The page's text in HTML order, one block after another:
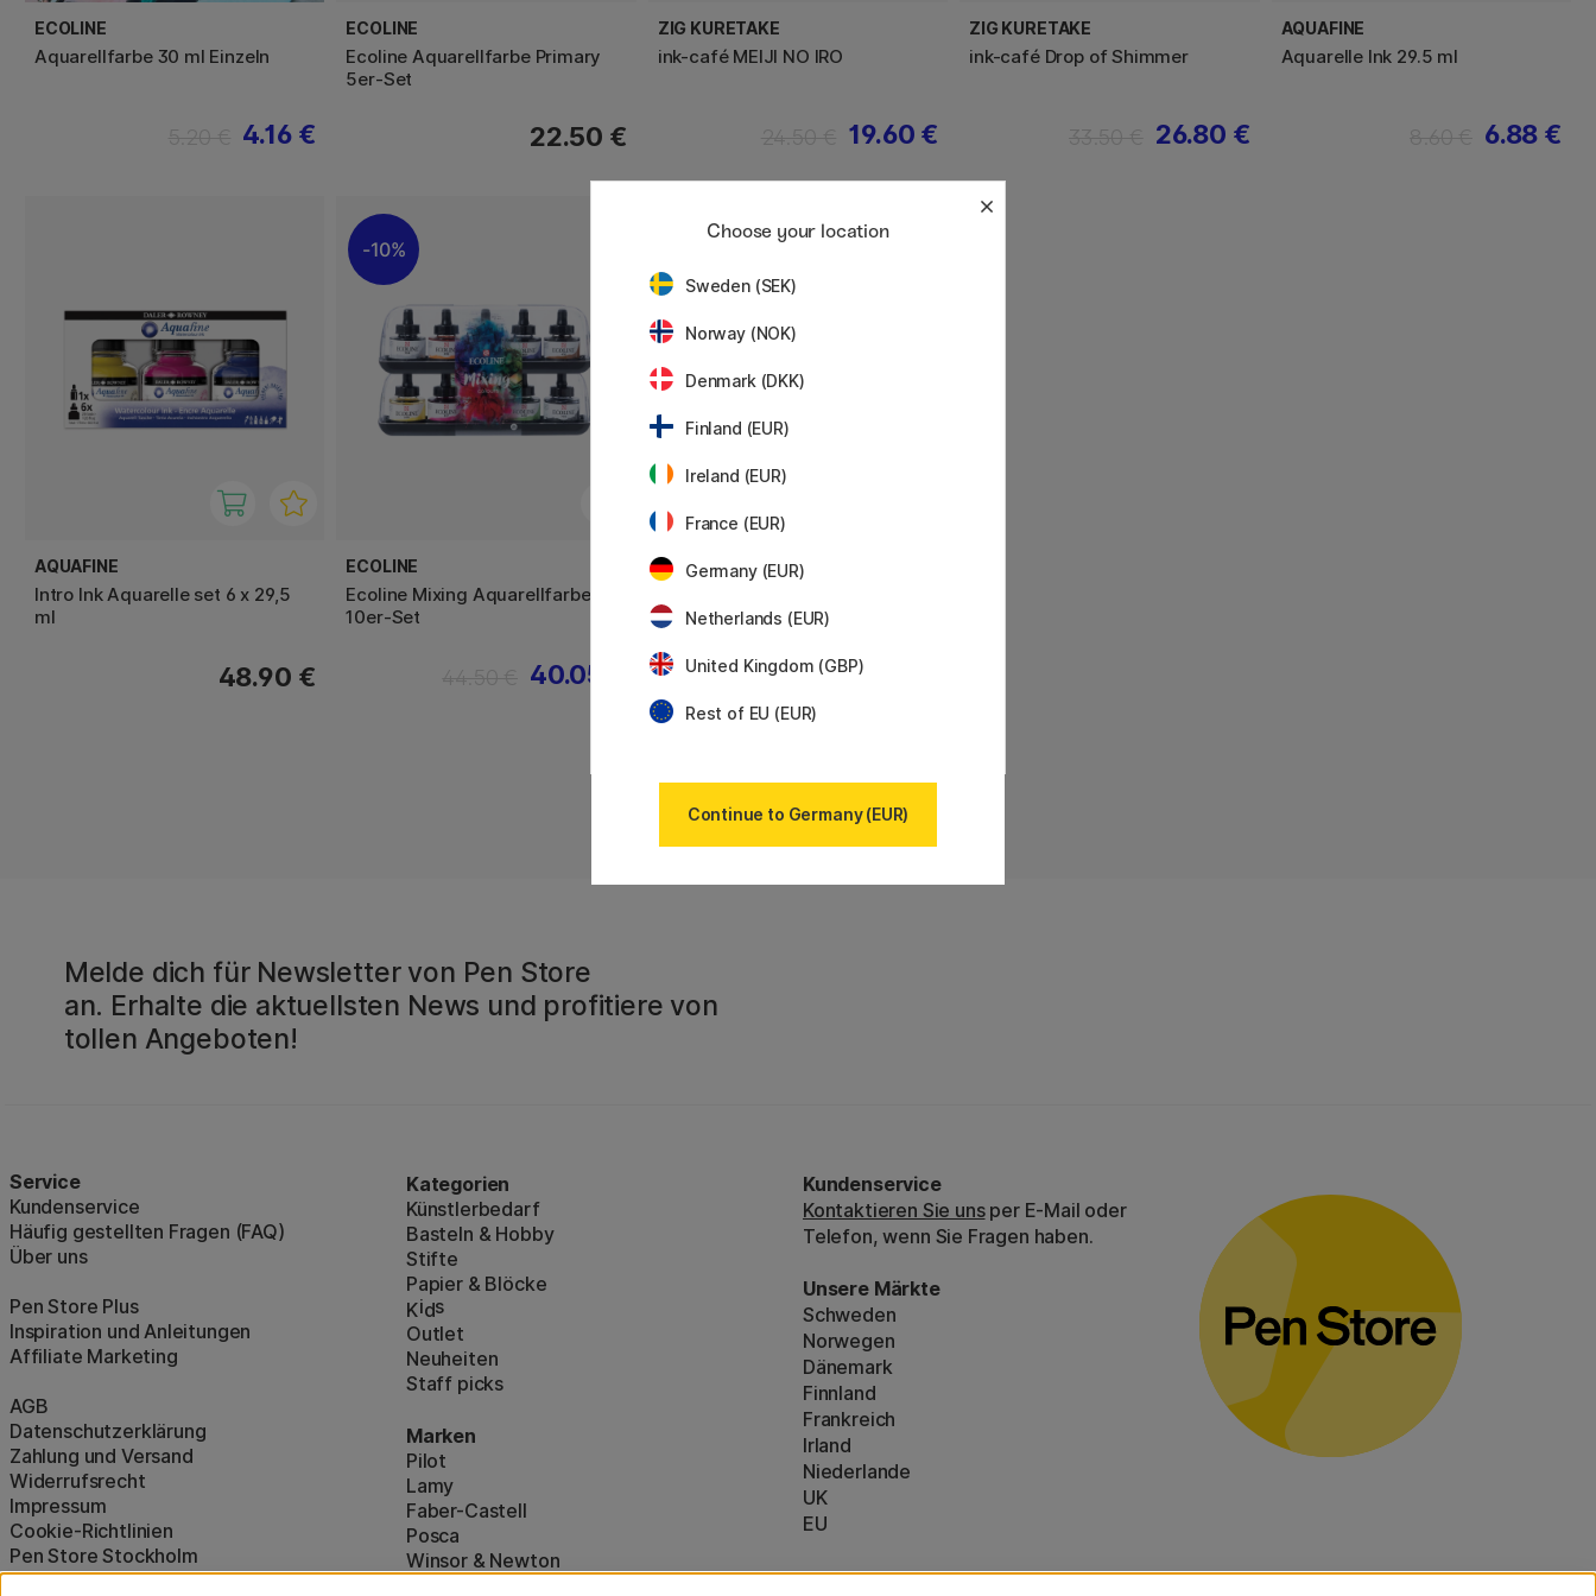
ECOLINE
Aquarellfarbe 30 ml Einzeln
4.16 €
ECOLINE
Ecoline Aquarellfarbe Primary
5er-Set
22.50 €
ZIG KURETAKE
ink-café MEIJI NO IRO
19.60 €
ZIG KURETAKE
ink-café Drop of Shimmer
26.80 €
AQUAFINE
Aquarelle Ink 29.5 ml
6.88 €
AQUAFINE
Intro Ink Aquarelle set 6 x 29,5
ml
48.90 €
10%
ECOLINE
Ecoline Mixing Aquarellfarbe
10er-Set
40.05 €
Melde dich für Newsletter von Pen Store
an. Erhalte die aktuellsten News und profitiere von
tollen Angeboten!
Service
Kundenservice
Häufig gestellten Fragen (FAQ)
Über uns
Pen Store Plus
Inspiration und Anleitungen
Affiliate Marketing
AGB
Datenschutzerklärung
Zahlung und Versand
Widerrufsrecht
Impressum
Cookie-Richtlinien
Pen Store Stockholm
Kategorien
Künstlerbedarf
Basteln & Hobby
Stifte
Papier & Blöcke
Kids
Outlet
Neuheiten
Staff picks
Marken
Pilot
Lamy
Faber-Castell
Posca
Winsor & Newton
Kundenservice
Kontaktieren Sie unsper E-Mail oder
Telefon, wenn Sie Fragen haben.
Unsere Märkte
Schweden
Norwegen
Dänemark
Finnland
Frankreich
Irland
Niederlande
UK
EU
* BesondereVersandbedingungengelten für
Choose your location
Sweden (SEK)
Norway (NOK)
Denmark (DKK)
Finland (EUR)
Ireland (EUR)
France (EUR)
Germany (EUR)
Netherlands (EUR)
United Kingdom (GBP)
Rest of EU (EUR)
Continue to Germany (EUR)